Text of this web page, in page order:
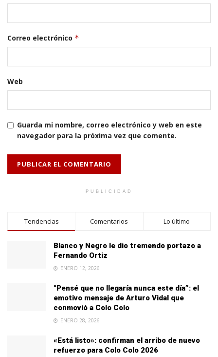
Correo electrónico *
Web
Guarda mi nombre, correo electrónico y web en este
navegador para la próxima vez que comente.
PUBLICIDAD
Tendencias Comentarios Lo último
Blanco y Negro le dio tremendo portazo a
Fernando Ortiz
ENERO 12, 2026
“Pensé que no llegaría nunca este día”: el
emotivo mensaje de Arturo Vidal que
conmovió a Colo Colo
ENERO 28, 2026
«Está listo»: confirman el arribo de nuevo
refuerzo para Colo Colo 2026